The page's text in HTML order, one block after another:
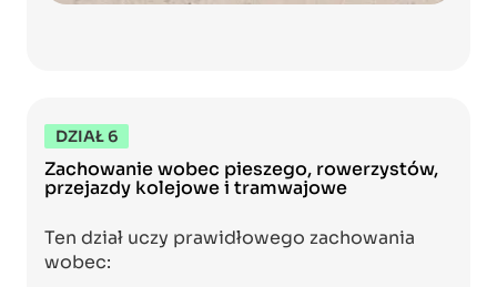
DZIAŁ 6
Zachowanie wobec pieszego, rowerzystów,
przejazdy kolejowe i tramwajowe
Ten dział uczy prawidłowego zachowania
wobec: